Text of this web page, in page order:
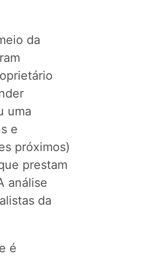
da
uma
e
próximos)
prestam
análise
da
é